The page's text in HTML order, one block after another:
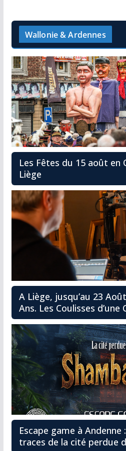
Wallonie & Ardennes
Les Fêtes du 15 août en
Liège
A Liège, jusqu’au 23
Ans. Les Coulisses d’une
Escape game à
traces de la cité perdue